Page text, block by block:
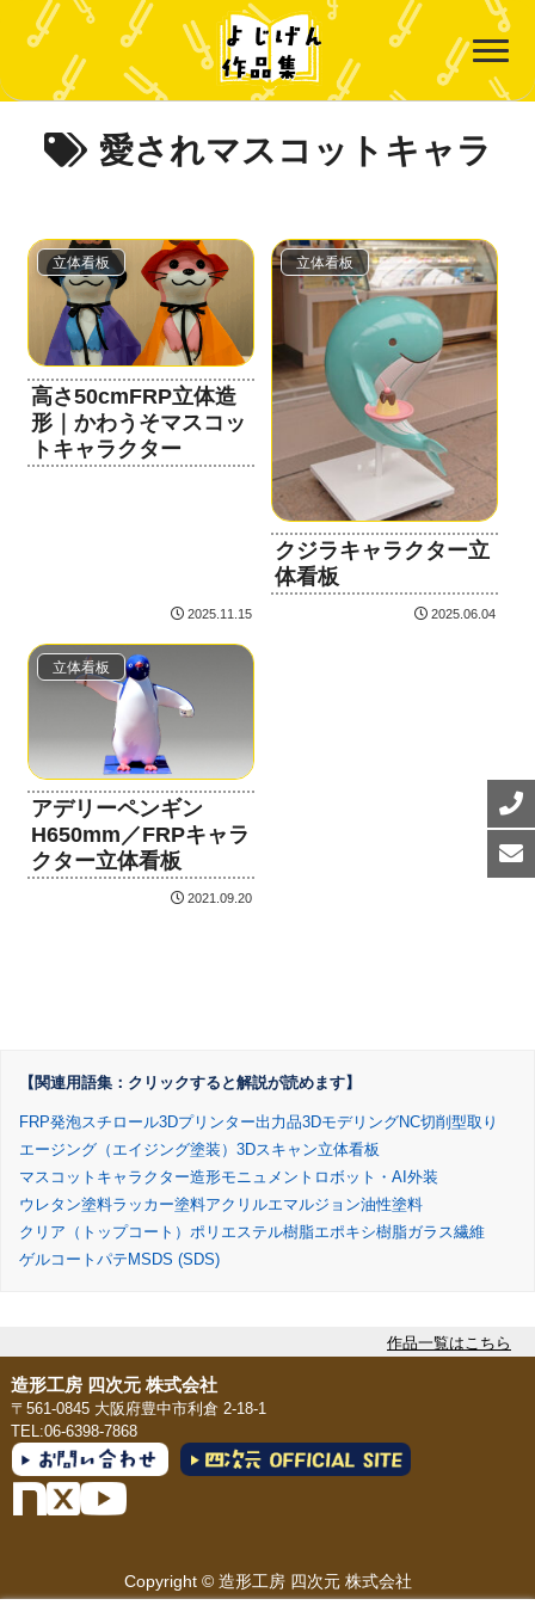
愛されマスコットキャラ
立体看板
高さ50cmFRP立体造
形｜かわうそマスコッ
トキャラクター
2025.11.15
立体看板
クジラキャラクター立
体看板
2025.06.04
立体看板
アデリーペンギン
H650mm／FRPキャラ
クター立体看板
2021.09.20
【関連用語集：クリックすると解説が読めます】
FRP発泡スチロール3Dプリンター出力品3DモデリングNC切削 型取り
エージング（エイジング塗装） 3Dスキャン立体看板
マスコットキャラクター造形モニュメント ロボット・AI外装
ウレタン塗料ラッカー塗料アクリルエマルジョン油性塗料
クリア（トップコート） ポリエステル樹脂エポキシ樹脂ガラス繊維
ゲルコート パテ MSDS (SDS)
作品一覧はこちら
造形工房 四次元 株式会社
〒561-0845 大阪府豊中市利倉 2-18-1
TEL:06-6398-7868
Copyright © 造形工房 四次元 株式会社